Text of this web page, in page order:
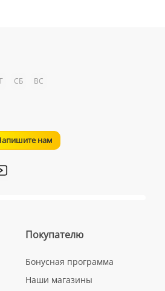
СБ ВС
нам
Покупателю
Бонусная программа
Наши магазины